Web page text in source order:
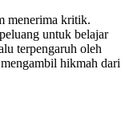
menerima kritik.
untuk belajar
terpengaruh oleh
hikmah dari